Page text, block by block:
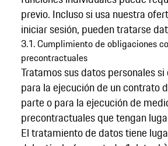
previo. Incluso si usa nuestra
iniciar sesión, pueden tratarse
3.1. Cumplimiento de obligaciones
precontractuales
Tratamos sus datos personales
para la ejecución de un contrato
parte o para la ejecución de
precontractuales que tengan
El tratamiento de datos tiene